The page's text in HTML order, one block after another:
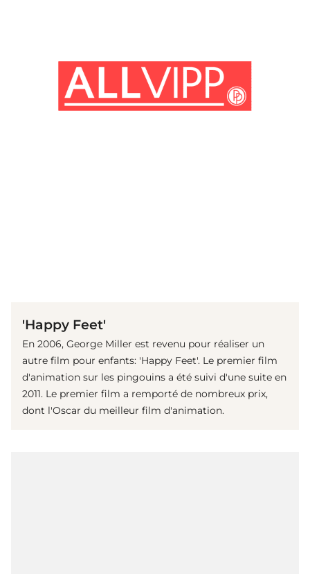
'Happy Feet'
En 2006, George Miller est revenu pour réaliser un
autre film pour enfants: 'Happy Feet'. Le premier film
d'animation sur les pingouins a été suivi d'une suite en
2011. Le premier film a remporté de nombreux prix,
dont l'Oscar du meilleur film d'animation.